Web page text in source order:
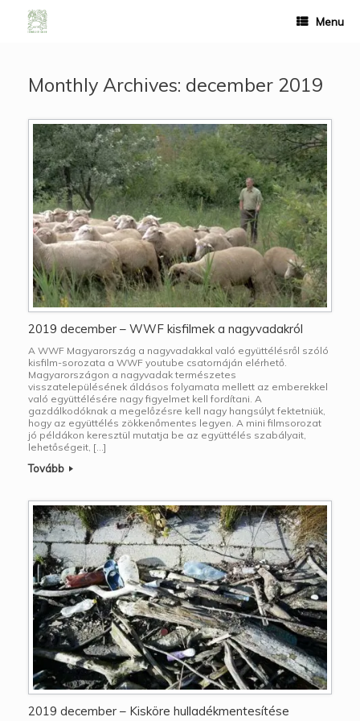
Menu
Monthly Archives: december 2019
2019 december – WWF kisfilmek a nagyvadakról
A WWF Magyarország a nagyvadakkal való együttélésről szóló
kisfilm-sorozata a WWF youtube csatornáján elérhető.
Magyarországon a nagyvadak természetes
visszatelepülésének áldásos folyamata mellett az emberekkel
való együttélésére nagy figyelmet kell fordítani. A
gazdálkodóknak a megelőzésre kell nagy hangsúlyt fektetniük,
hogy az együttélés zökkenőmentes legyen. A mini filmsorozat
jó példákon keresztül mutatja be az együttélés szabályait,
lehetőségeit, […]
Tovább
2019 december – Kisköre hulladékmentesítése